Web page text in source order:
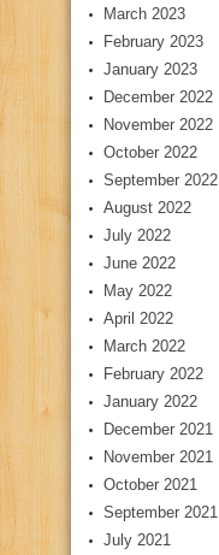
March 2023
February 2023
January 2023
December 2022
November 2022
October 2022
September 2022
August 2022
July 2022
June 2022
May 2022
April 2022
March 2022
February 2022
January 2022
December 2021
November 2021
October 2021
September 2021
July 2021